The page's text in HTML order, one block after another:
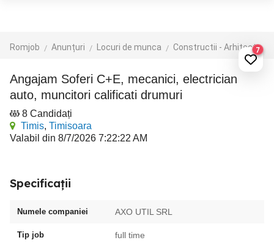
Romjob Anunțuri Locuri de munca Constructii - Arhitectura - Design7
Angajam Soferi C+E, mecanici, electrician
auto, muncitori calificati drumuri
8 Candidați
Timis, Timisoara
Valabil din 8/7/2026 7:22:22 AM
Specificații
Numele companiei AXO UTIL SRL
Tip job full time